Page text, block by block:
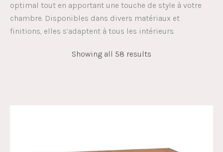
optimal tout en apportant une touche de style à votre
chambre. Disponibles dans divers matériaux et
finitions, elles s’adaptent à tous les intérieurs.
Showing all 58 results